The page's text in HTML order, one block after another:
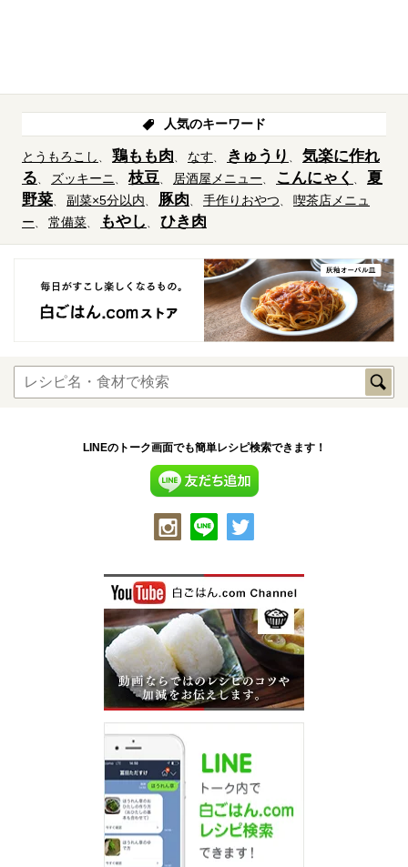
人気のキーワード
とうもろこし 鶏もも肉 なす きゅうり
気楽に作れ
る
ズッキーニ 枝豆 居酒屋メニュー こんにゃく
夏
野菜
副菜×5分以内 豚肉 手作りおやつ
喫茶店メニュ
ー
常備菜 もやし ひき肉
LINEのトーク画面でも簡単レシピ検索できます！